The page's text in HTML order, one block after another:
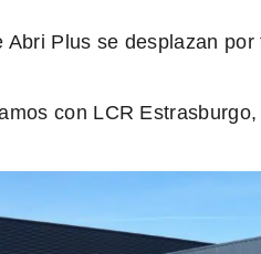
Plus se desplazan
con LCR